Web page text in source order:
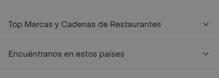
Top Marcas y Cadenas de Restaurantes
Encuéntranos en estos países